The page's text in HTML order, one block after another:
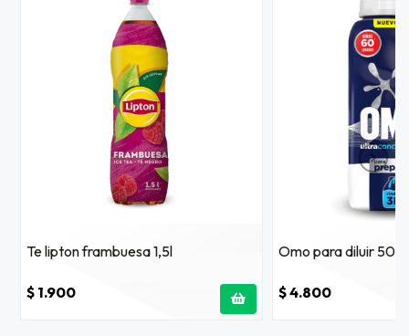
Te lipton frambuesa 1,5l
$ 1.900
Omo para diluir 500
$ 4.800